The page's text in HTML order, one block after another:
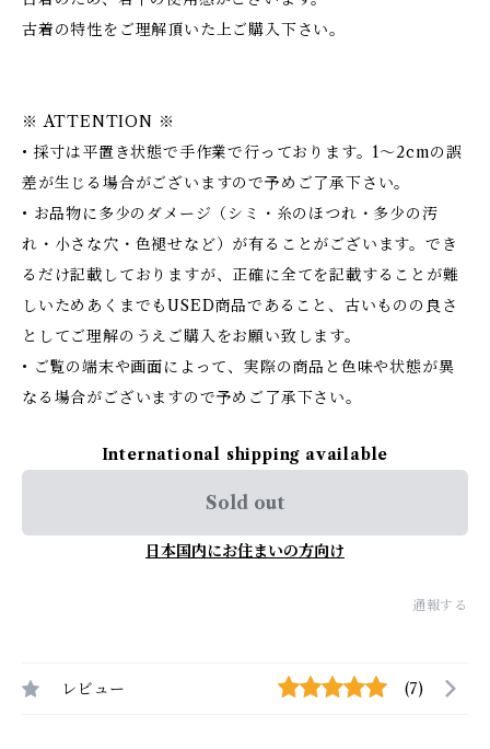
古着の特性をご理解頂いた上ご購入下さい。
※ ATTENTION ※
• 採寸は平置き状態で手作業で行っております。1～2cmの誤
差が生じる場合がございますので予めご了承下さい。
• お品物に多少のダメージ（シミ・糸のほつれ・多少の汚
れ・小さな穴・色褪せなど）が有ることがございます。でき
るだけ記載しておりますが、正確に全てを記載することが難
しいためあくまでもUSED商品であること、古いものの良さ
としてご理解のうえご購入をお願い致します。
• ご覧の端末や画面によって、実際の商品と色味や状態が異
なる場合がございますので予めご了承下さい。
International shipping available
Sold out
日本国内にお住まいの方向け
通報する
レビュー (7)